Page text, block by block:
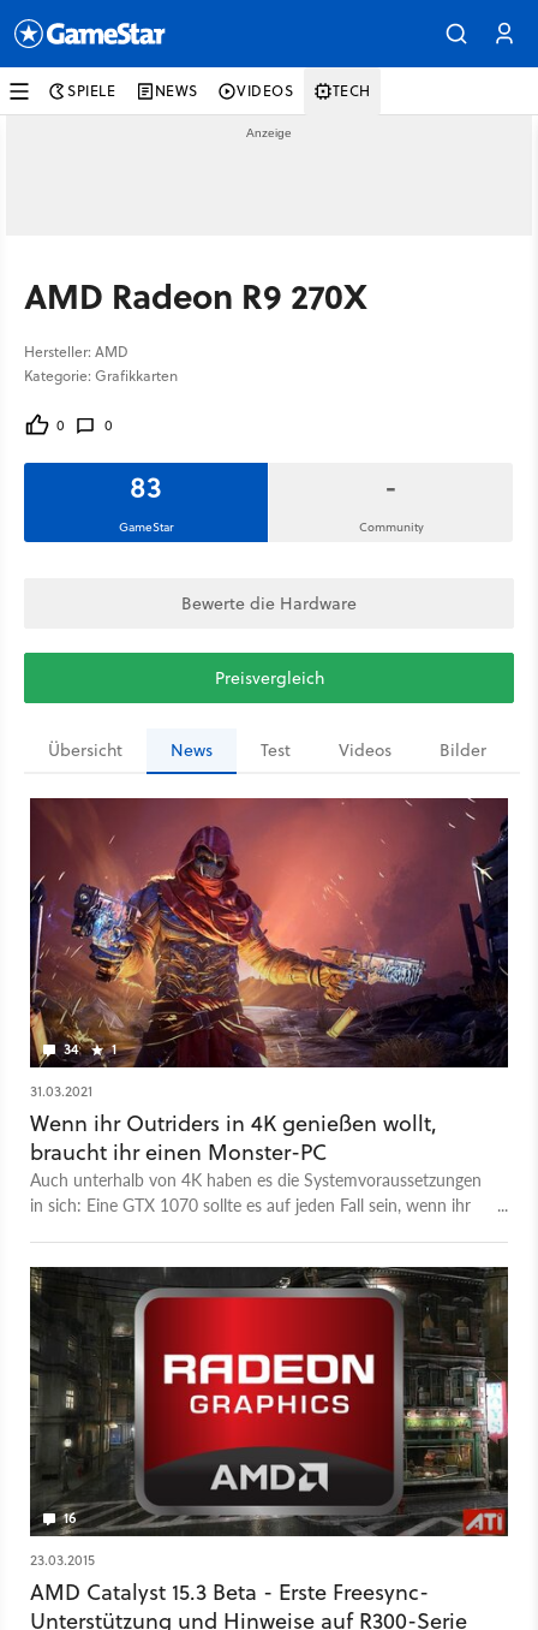
SPIELE NEWS VIDEOS TECH
AMD Radeon R9 270X
Hersteller: AMD
Kategorie: Grafikkarten
0 0
83
GameStar
-
Community
Bewerte die Hardware
Preisvergleich
Übersicht News Test Videos Bilder
34 1
31.03.2021
Wenn ihr Outriders in 4K genießen wollt,
braucht ihr einen Monster-PC
Auch unterhalb von 4K haben es die Systemvoraussetzungen
in sich: Eine GTX 1070 sollte es auf jeden Fall sein, wenn ihr
16
23.03.2015
AMD Catalyst 15.3 Beta - Erste Freesync-
Unterstützung und Hinweise auf R300-Serie